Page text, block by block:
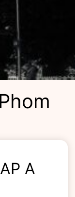
Phom
A